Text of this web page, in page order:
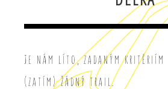
Je nám líto, zadaným kritériím
(zatím) žádný trail.